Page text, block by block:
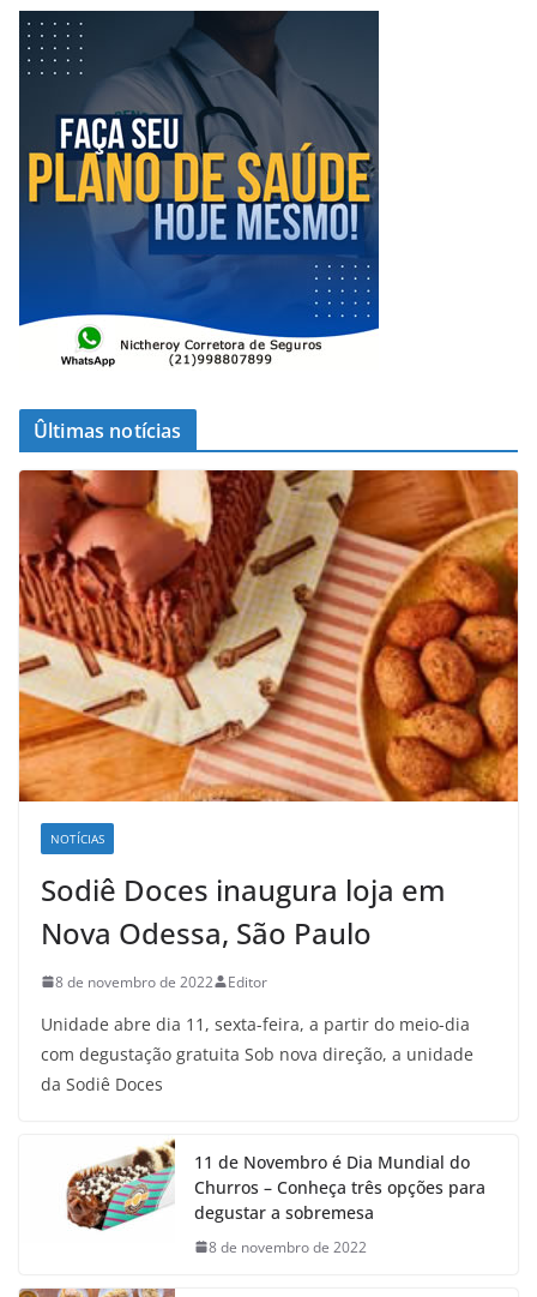
Ûltimas notícias
NOTÍCIAS
Sodiê Doces inaugura loja em
Nova Odessa, São Paulo
8 de novembro de 2022 Editor
Unidade abre dia 11, sexta-feira, a partir do meio-dia
com degustação gratuita Sob nova direção, a unidade
da Sodiê Doces
11 de Novembro é Dia Mundial do
Churros – Conheça três opções para
degustar a sobremesa
8 de novembro de 2022